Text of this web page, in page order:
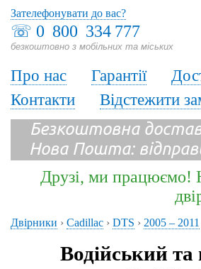
☏ 0 800 334 777
безкоштовно з мобільних та міських
Зателефонувати до вас?
Про нас Гарантії
Контакти
Відстежити
Безкоштовна
Нова Пошта:
Друзі, ми працюємо!
Двірники › Cadillac › DTS › 2005 – 2011
Водійський